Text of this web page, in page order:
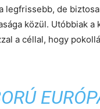
legfrissebb, de
közül. Utóbbiak
a céllal, hogy